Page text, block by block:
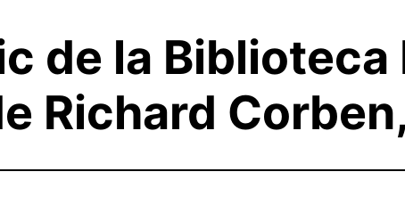
de la
Richard Corben,